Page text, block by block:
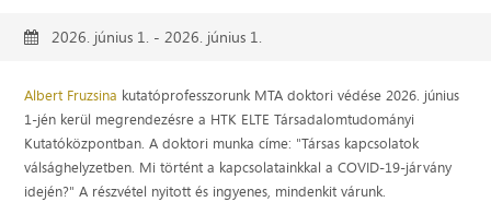
2026. június 1. - 2026. június 1.
Albert Fruzsina kutatóprofesszorunk MTA doktori védése 2026. június
1-jén kerül megrendezésre a HTK ELTE Társadalomtudományi
Kutatóközpontban. A doktori munka címe: "Társas kapcsolatok
válsághelyzetben. Mi történt a kapcsolatainkkal a COVID-19-járvány
idején?" A részvétel nyitott és ingyenes, mindenkit várunk.